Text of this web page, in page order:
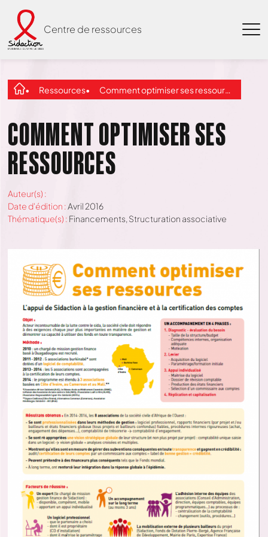
Centre de ressources
Ressources Comment optimiser ses ressources
COMMENT OPTIMISER SES
RESSOURCES
Auteur(s) :
Date d'édition :Avril 2016
Thématique(s) : Financements, Structuration associative